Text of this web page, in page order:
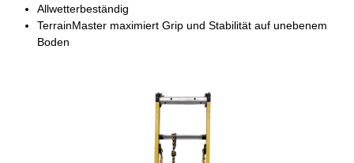
Allwetterbeständig
TerrainMaster maximiert Grip und Stabilität auf unebenem
Boden